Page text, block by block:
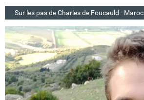
Sur les pas de Charles de Foucauld - Maroc